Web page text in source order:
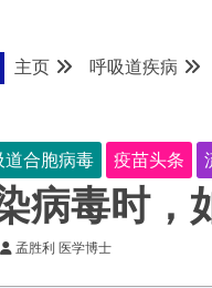
主页 呼吸道疾病
道合胞病毒 疫苗头条
病毒时，
孟胜利 医学博士